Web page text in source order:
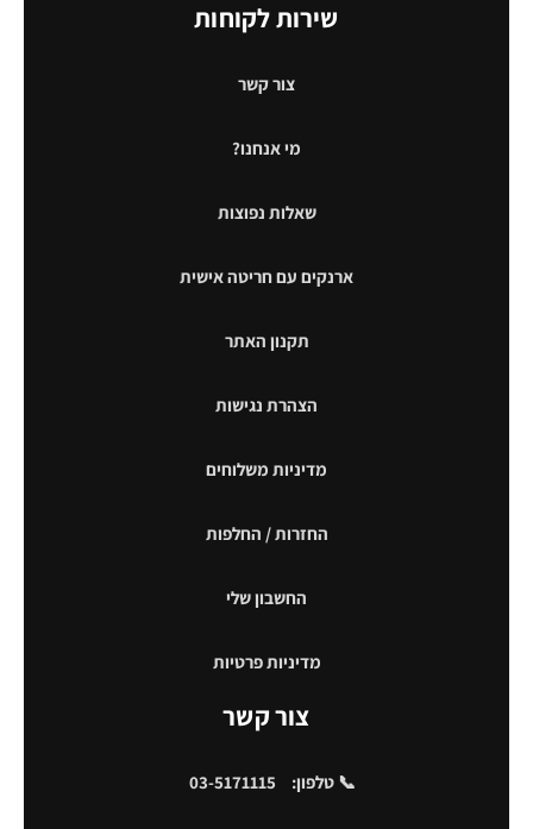
שירות לקוחות
צור קשר
מי אנחנו?
שאלות נפוצות
ארנקים עם חריטה אישית
תקנון האתר
הצהרת נגישות
מדיניות משלוחים
החזרות / החלפות
החשבון שלי
מדיניות פרטיות
צור קשר
📞 טלפון: 03-5171115